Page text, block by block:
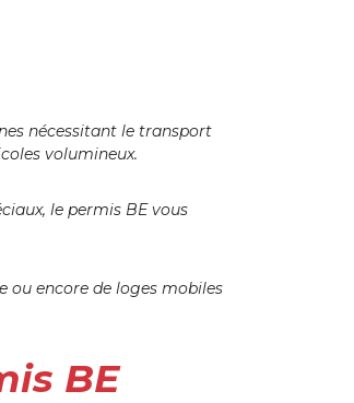
nécessitant le transport
volumineux.
le permis BE vous
ou encore de loges mobiles
BE